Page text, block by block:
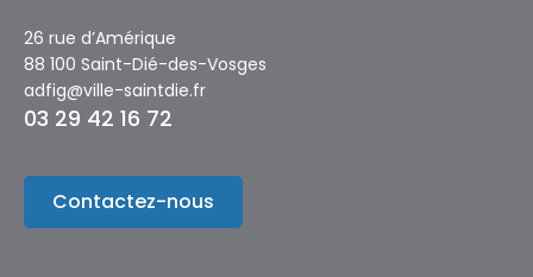
26 rue d’Amérique
88 100 Saint-Dié-des-Vosges
adfig@ville-saintdie.fr
03 29 42 16 72
Contactez-nous